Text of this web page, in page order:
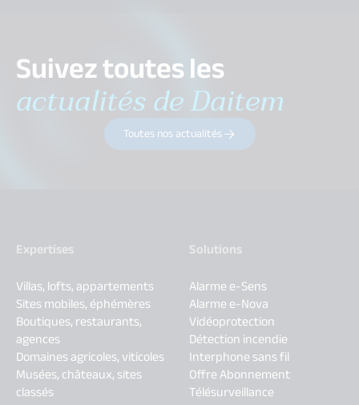
Suivez toutes les
actualités de Daitem
Toutes nos actualités
Expertises
Villas, lofts, appartements
Sites mobiles, éphémères
Boutiques, restaurants,
agences
Domaines agricoles, viticoles
Musées, châteaux, sites
classés
Solutions
Alarme e-Sens
Alarme e-Nova
Vidéoprotection
Détection incendie
Interphone sans fil
Offre Abonnement
Télésurveillance